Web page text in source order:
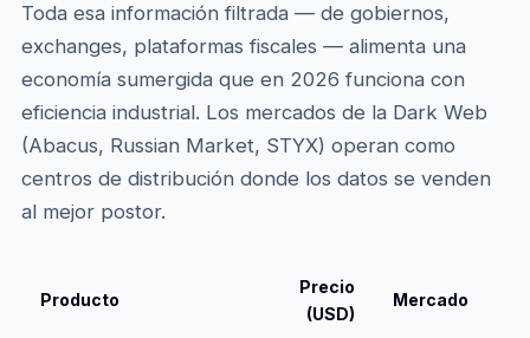
Toda esa información filtrada — de gobiernos,
exchanges, plataformas fiscales — alimenta una
economía sumergida que en 2026 funciona con
eficiencia industrial. Los mercados de la Dark Web
(Abacus, Russian Market, STYX) operan como
centros de distribución donde los datos se venden
al mejor postor.
Producto
Precio
(USD)
Mercado